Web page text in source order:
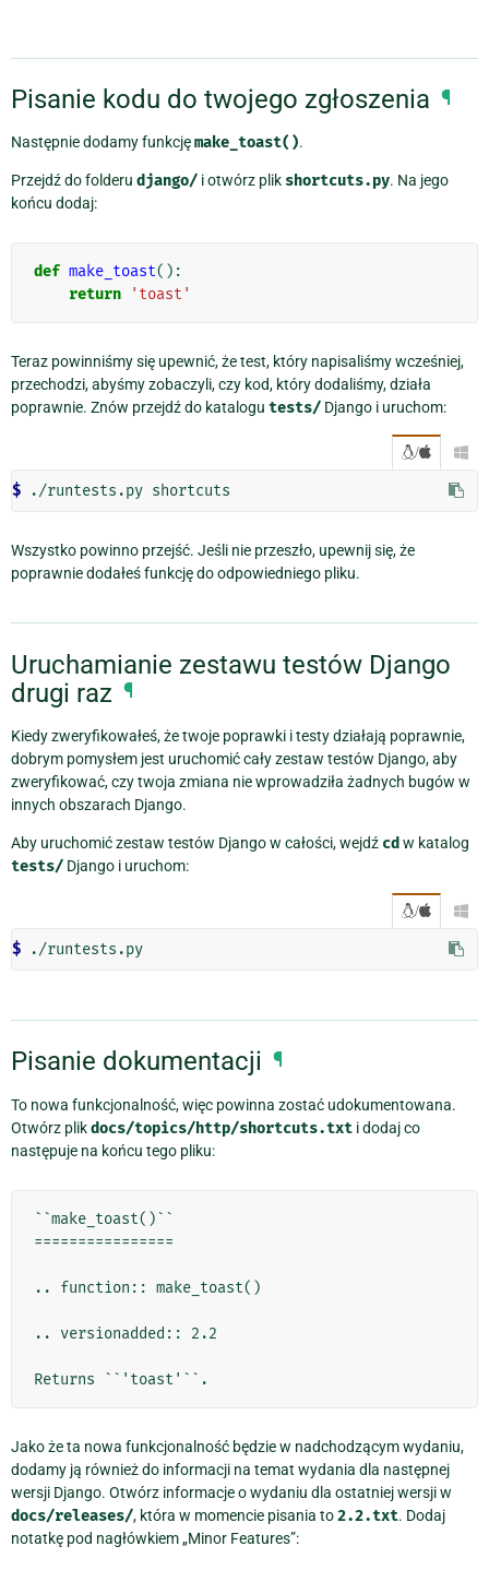
Pisanie kodu do twojego zgłoszenia ¶
Następnie dodamy funkcjęmake_toast().
Przejdź do folderu django/ i otwórz plik shortcuts.py. Na jego
końcu dodaj:
def make_toast():
return
'toast'
Teraz powinniśmy się upewnić, że test, który napisaliśmy wcześniej,
przechodzi, abyśmy zobaczyli, czy kod, który dodaliśmy, działa
poprawnie. Znów przejdź do katalogu tests/ Django i uruchom:
/ 
$
Wszystko powinno przejść. Jeśli nie przeszło, upewnij się, że
poprawnie dodałeś funkcję do odpowiedniego pliku.
Uruchamianie zestawu testów Django
drugi raz ¶
Kiedy zweryfikowałeś, że twoje poprawki i testy działają poprawnie,
dobrym pomysłem jest uruchomić cały zestaw testów Django, aby
zweryfikować, czy twoja zmiana nie wprowadziła żadnych bugów w
innych obszarach Django.
Aby uruchomić zestaw testów Django w całości, wejdź cd w katalog
tests/ Django i uruchom:
/ 
$
Pisanie dokumentacji ¶
To nowa funkcjonalność, więc powinna zostać udokumentowana.
Otwórz plikdocs/topics/http/shortcuts.txt i dodaj co
następuje na końcu tego pliku:
``make_toast()``
================
.. function:: make_toast()
.. versionadded:: 2.2
Jako że ta nowa funkcjonalność będzie w nadchodzącym wydaniu,
dodamy ją również do informacji na temat wydania dla następnej
wersji Django. Otwórz informacje o wydaniu dla ostatniej wersji w
docs/releases/, która w momencie pisania to2.2.txt. Dodaj
notatkę pod nagłówkiem „Minor Features”: